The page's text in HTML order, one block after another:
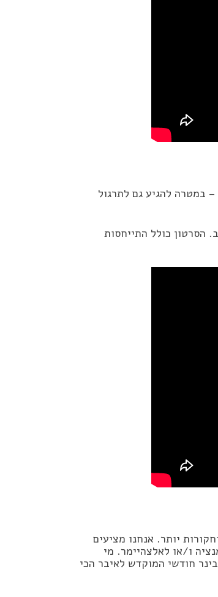
– במטרה להגיע גם לתרגול
כולל התייחסות
יותר. אנחנו מציעים
ו/או לאלצהיימר. מי
חודשי המוקדש לאיבר הכי